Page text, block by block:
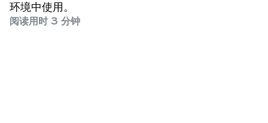
环境中使用。
阅读用时 3 分钟